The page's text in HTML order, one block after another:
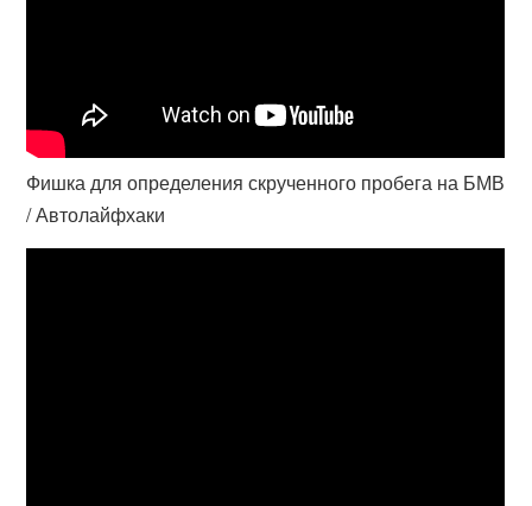
Фишка для определения скрученного пробега на БМВ
/ Автолайфхаки